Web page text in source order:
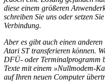
diese einem größeren
schreiben Sie uns oder setzen
Verbindung.
Aber es gibt auch einen
Atari ST transferieren können.
DFÜ- oder Terminalprogramm
Texte mit einem »Nullmodem-
auf Ihren neuen Computer